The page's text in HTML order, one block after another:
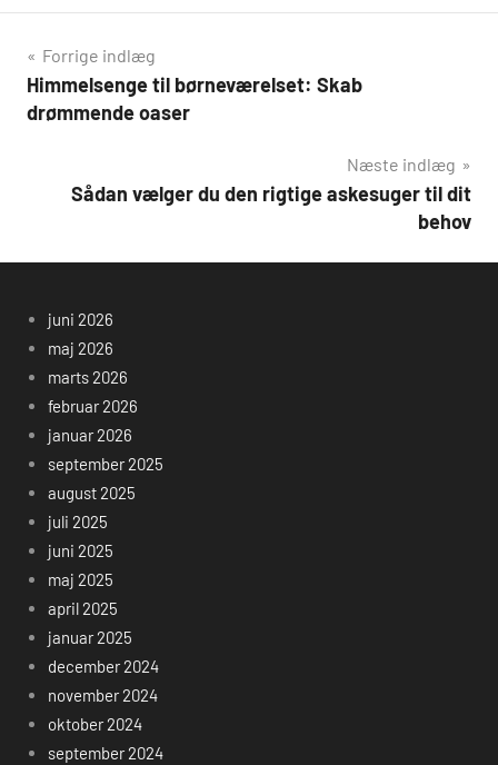
Indlægsnavigation
Forrige indlæg
Himmelsenge til børneværelset: Skab
drømmende oaser
Næste indlæg
Sådan vælger du den rigtige askesuger til dit
behov
juni 2026
maj 2026
marts 2026
februar 2026
januar 2026
september 2025
august 2025
juli 2025
juni 2025
maj 2025
april 2025
januar 2025
december 2024
november 2024
oktober 2024
september 2024